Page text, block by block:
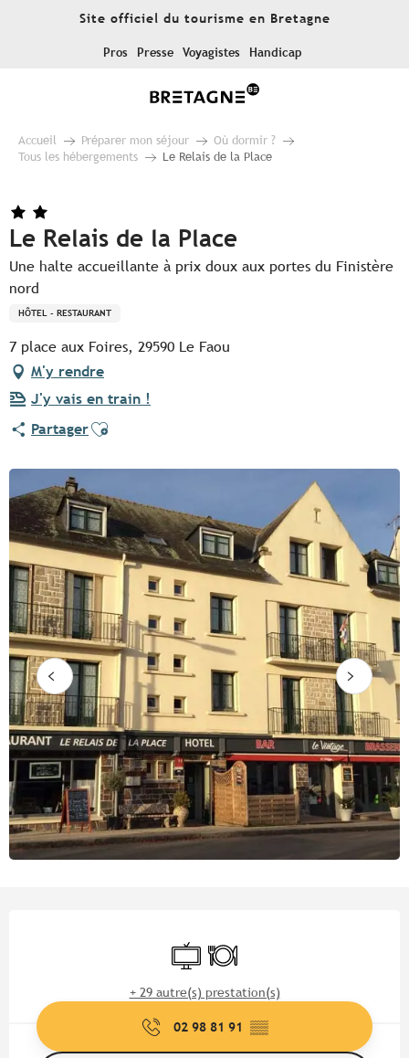
Site officiel du tourisme en Bretagne
Pros Presse Voyagistes Handicap
Accueil Préparer mon séjour
Où dormir ?
Tous les hébergements
Le Relais de la Place
Le Relais de la Place
Une halte accueillante à prix doux aux portes du Finistère
nord
HÔTEL - RESTAURANT
7 place aux Foires, 29590 Le Faou
M'y rendre
J'y vais en train !
PartagerAjouter aux favoris
TélévisionRestaurant
+ 29 autre(s) prestation(s)
02 98 81 91 ▒▒